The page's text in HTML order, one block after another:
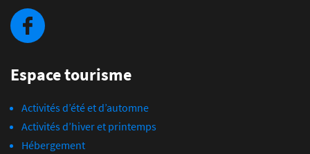
Espace tourisme
Activités d’été et d’automne
Activités d’hiver et printemps
Hébergement